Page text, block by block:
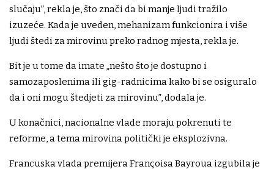
slučaju”, rekla je, što znači da bi manje ljudi tražilo
izuzeće. Kada je uveden, mehanizam funkcionira i više
ljudi štedi za mirovinu preko radnog mjesta, rekla je.
Bit je u tome da imate „nešto što je dostupno i
samozaposlenima ili gig-radnicima kako bi se osiguralo
da i oni mogu štedjeti za mirovinu”, dodala je.
U konačnici, nacionalne vlade moraju pokrenuti te
reforme, a tema mirovina politički je eksplozivna.
Francuska vlada premijera Françoisa Bayroua izgubila je